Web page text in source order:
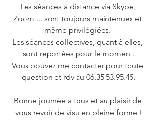
Les séances à distance via Skype,
Zoom ... sont toujours maintenues et
même privilégiées.
Les séances collectives, quant à elles,
sont reportées pour le moment.
Vous pouvez me contacter pour toute
question et rdv au 06.35.53.95.45.
Bonne journée à tous et au plaisir de
vous revoir de visu en pleine forme !